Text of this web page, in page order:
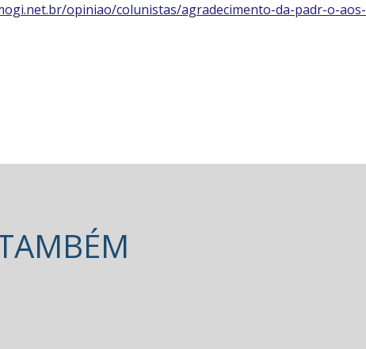
opiniao/colunistas/agradecimento-da-padr-o-aos-